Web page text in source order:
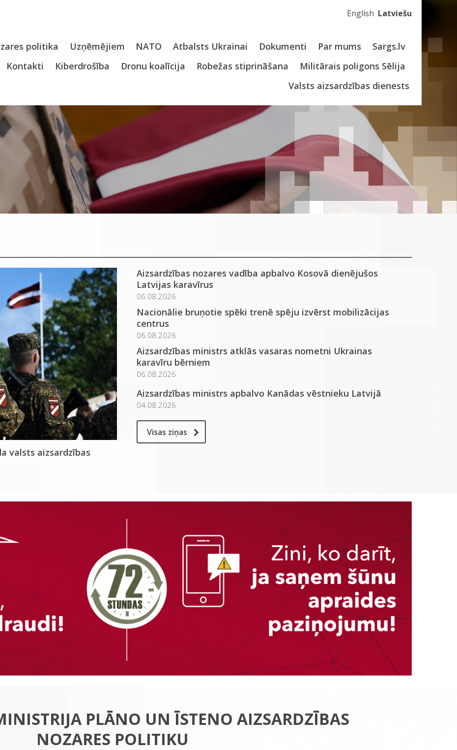
English Latviešu
politika Uzņēmējiem NATO Atbalsts Ukrainai Dokumenti Par mums
Sargs.lv
Kontakti
Kiberdrošība Dronu koalīcija Robežas stiprināšana
Militārais poligons Sēlija
Valsts aizsardzības dienests
valsts aizsardzības
Aizsardzības nozares vadība apbalvo Kosovā dienējušos
Latvijas karavīrus
06.08.2026
Nacionālie bruņotie spēki trenē spēju izvērst mobilizācijas
centrus
06.08.2026
Aizsardzības ministrs atklās vasaras nometni Ukrainas
karavīru bērniem
06.08.2026
Aizsardzības ministrs apbalvo Kanādas vēstnieku Latvijā
04.08.2026
Visas ziņas
PLĀNO UN ĪSTENO AIZSARDZĪBAS
NOZARES POLITIKU